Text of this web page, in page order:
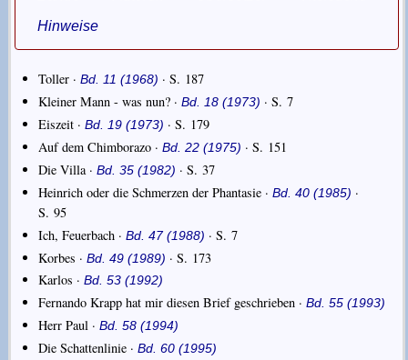
Hinweise
Toller ·Bd. 11 (1968) · S. 187
Kleiner Mann - was nun? ·Bd. 18 (1973) · S. 7
Eiszeit ·Bd. 19 (1973) · S. 179
Auf dem Chimborazo ·Bd. 22 (1975) · S. 151
Die Villa ·Bd. 35 (1982) · S. 37
Heinrich oder die Schmerzen der Phantasie ·Bd. 40 (1985) ·
S. 95
Ich, Feuerbach ·Bd. 47 (1988) · S. 7
Korbes ·Bd. 49 (1989) · S. 173
Karlos ·Bd. 53 (1992)
Fernando Krapp hat mir diesen Brief geschrieben ·Bd. 55 (1993)
Herr Paul ·Bd. 58 (1994)
Die Schattenlinie ·Bd. 60 (1995)